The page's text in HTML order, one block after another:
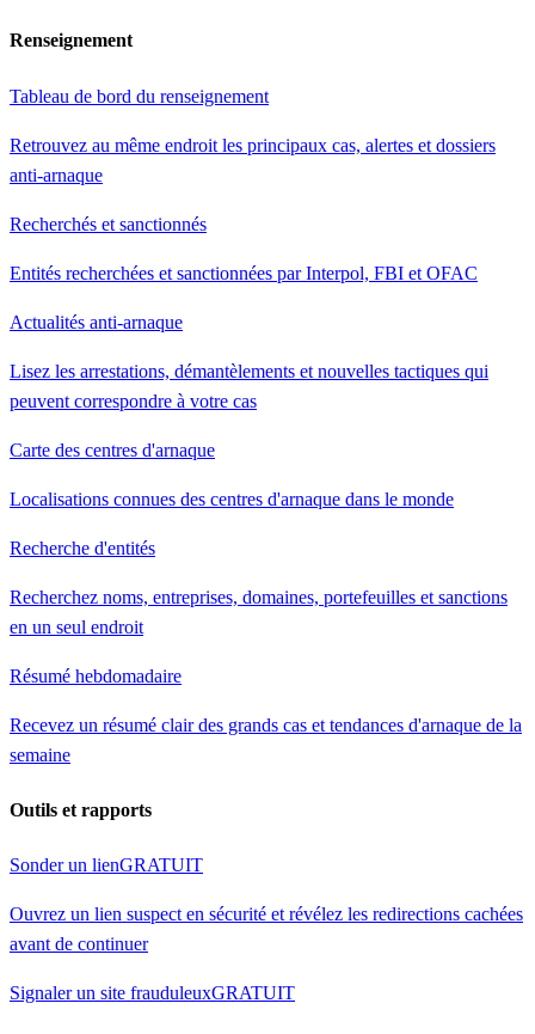
Renseignement
Tableau de bord du renseignement
Retrouvez au même endroit les principaux cas, alertes et dossiers
anti-arnaque
Recherchés et sanctionnés
Entités recherchées et sanctionnées par Interpol, FBI et OFAC
Actualités anti-arnaque
Lisez les arrestations, démantèlements et nouvelles tactiques qui
peuvent correspondre à votre cas
Carte des centres d'arnaque
Localisations connues des centres d'arnaque dans le monde
Recherche d'entités
Recherchez noms, entreprises, domaines, portefeuilles et sanctions
en un seul endroit
Résumé hebdomadaire
Recevez un résumé clair des grands cas et tendances d'arnaque de la
semaine
Outils et rapports
Sonder un lienGRATUIT
Ouvrez un lien suspect en sécurité et révélez les redirections cachées
avant de continuer
Signaler un site frauduleuxGRATUIT